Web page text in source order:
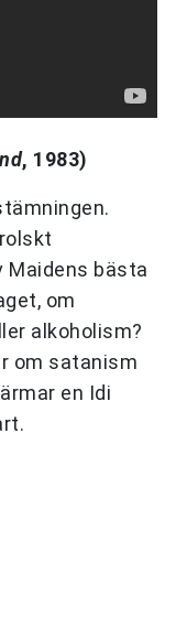
, 1983)
Maidens bästa
om
alkoholism?
om satanism
en Idi